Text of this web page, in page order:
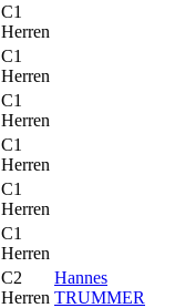
C1
Herren
C1
Herren
C1
Herren
C1
Herren
C1
Herren
C1
Herren
C2
Herren
Hannes
TRUMMER